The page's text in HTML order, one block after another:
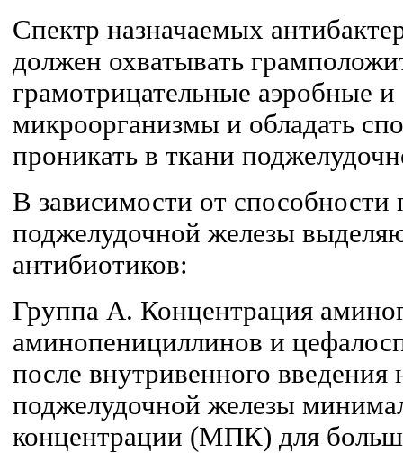
Спектр назначаемых
должен охватывать
грамотрицательные аэробные
микроорганизмы и обладать
проникать в ткани
В зависимости от способности
поджелудочной железы
антибиотиков:
Группа A. Концентрация
аминопенициллинов и
после внутривенного введения
поджелудочной железы
концентрации (МПК) для